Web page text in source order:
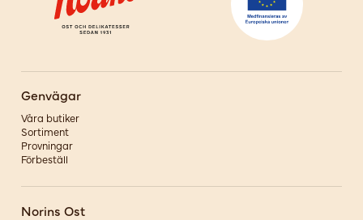
Genvägar
Våra butiker
Sortiment
Provningar
Förbeställ
Norins Ost